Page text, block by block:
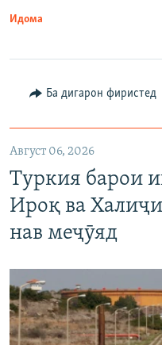
Идома
Ба дигарон фиристед
Август 06, 2026
Туркия барои
Ироқ ва
нав меҷӯяд